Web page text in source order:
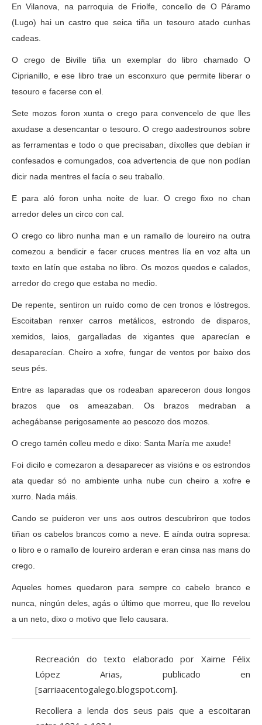
En Vilanova, na parroquia de Friolfe, concello de O Páramo
(Lugo) hai un castro que seica tiña un tesouro atado cunhas
cadeas.
O crego de Biville tiña un exemplar do libro chamado O
Ciprianillo, e ese libro trae un esconxuro que permite liberar o
tesouro e facerse con el.
Sete mozos foron xunta o crego para convencelo de que lles
axudase a desencantar o tesouro. O crego aadestrounos sobre
as ferramentas e todo o que precisaban, díxolles que debían ir
confesados e comungados, coa advertencia de que non podían
dicir nada mentres el facía o seu traballo.
E para aló foron unha noite de luar. O crego fixo no chan
arredor deles un circo con cal.
O crego co libro nunha man e un ramallo de loureiro na outra
comezou a bendicir e facer cruces mentres lía en voz alta un
texto en latín que estaba no libro. Os mozos quedos e calados,
arredor do crego que estaba no medio.
De repente, sentiron un ruído como de cen tronos e lóstregos.
Escoitaban renxer carros metálicos, estrondo de disparos,
xemidos, laios, gargalladas de xigantes que aparecían e
desaparecían. Cheiro a xofre, fungar de ventos por baixo dos
seus pés.
Entre as laparadas que os rodeaban apareceron dous longos
brazos que os ameazaban. Os brazos medraban a
achegábanse perigosamente ao pescozo dos mozos.
O crego tamén colleu medo e dixo: Santa María me axude!
Foi dicilo e comezaron a desaparecer as visións e os estrondos
ata quedar só no ambiente unha nube cun cheiro a xofre e
xurro. Nada máis.
Cando se puideron ver uns aos outros descubriron que todos
tiñan os cabelos brancos como a neve. E aínda outra sopresa:
o libro e o ramallo de loureiro arderan e eran cinsa nas mans do
crego.
Aqueles homes quedaron para sempre co cabelo branco e
nunca, ningún deles, agás o último que morreu, que llo revelou
a un neto, dixo o motivo que llelo causara.
Recreación do texto elaborado por Xaime Félix
López Arias, publicado en
[sarriaacentogalego.blogspot.com].
Recollera a lenda dos seus pais que a escoitaran